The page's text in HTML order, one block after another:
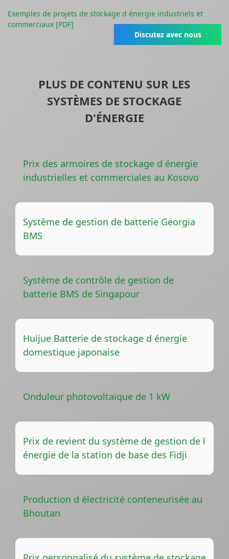
Exemples de projets de stockage d énergie industriels et
commerciaux [PDF]
Discutez avec nous
PLUS DE CONTENU SUR LES
SYSTÈMES DE STOCKAGE
D'ÉNERGIE
Prix des armoires de stockage d énergie
industrielles et commerciales au Kosovo
Système de gestion de batterie Georgia
BMS
Système de contrôle de gestion de
batterie BMS de Singapour
Huijue Batterie de stockage d énergie
domestique japonaise
Onduleur photovoltaïque de 1 kW
Prix de revient du système de gestion de l
énergie de la station de base des Fidji
Production d électricité conteneurisée au
Bhoutan